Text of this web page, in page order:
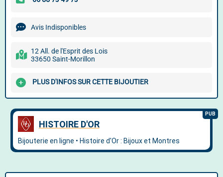
Avis Indisponibles
12 All. de l'Esprit des Lois
33650 Saint-Morillon
PLUS D'INFOS SUR CETTE BIJOUTIER